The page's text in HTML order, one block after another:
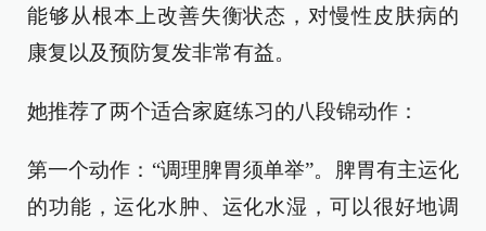
能够从根本上改善失衡状态，对慢性皮肤病的
康复以及预防复发非常有益。
她推荐了两个适合家庭练习的八段锦动作：
第一个动作：“调理脾胃须单举”。脾胃有主运化
的功能，运化水肿、运化水湿，可以很好地调